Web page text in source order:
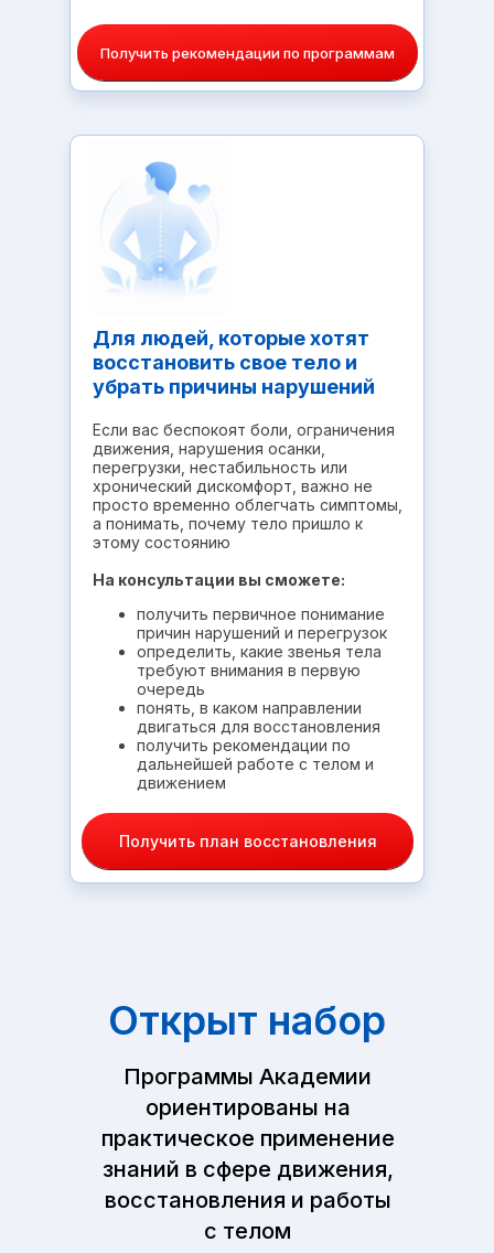
Для людей, которые хотят
восстановить свое тело и
убрать причины нарушений
Если вас беспокоят боли, ограничения
движения, нарушения осанки,
перегрузки, нестабильность или
хронический дискомфорт, важно не
просто временно облегчать симптомы,
а понимать, почему тело пришло к
этому состоянию
На консультации вы сможете:
получить первичное понимание
причин нарушений и перегрузок
определить, какие звенья тела
требуют внимания в первую
очередь
понять, в каком направлении
двигаться для восстановления
получить рекомендации по
дальнейшей работе с телом и
движением
Получить рекомендации по программам
Получить план восстановления
Открыт набор
Программы Академии
ориентированы на
практическое применение
знаний в сфере движения,
восстановления и работы
с телом